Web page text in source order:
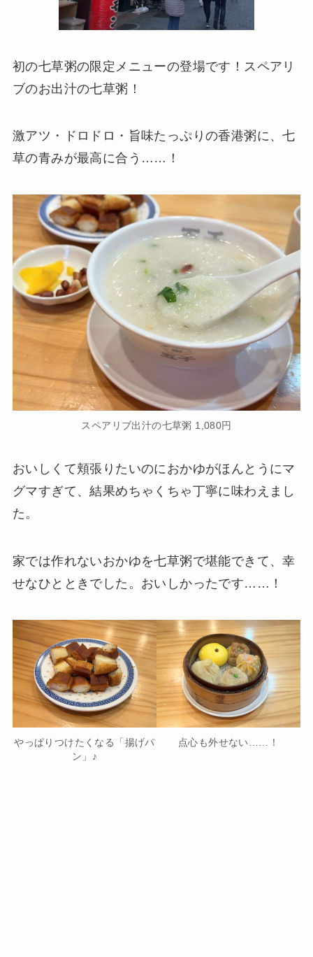
初の七草粥の限定メニューの登場です！スペアリ
ブのお出汁の七草粥！
激アツ・ドロドロ・旨味たっぷりの香港粥に、七
草の青みが最高に合う……！
スペアリブ出汁の七草粥 1,080円
おいしくて頬張りたいのにおかゆがほんとうにマ
グマすぎて、結果めちゃくちゃ丁寧に味わえまし
た。
家では作れないおかゆを七草粥で堪能できて、幸
せなひとときでした。おいしかったです……！
やっぱりつけたくなる「揚げパ
ン」♪
点心も外せない……！